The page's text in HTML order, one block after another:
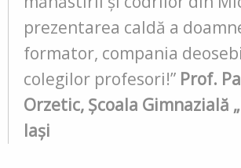
prezentarea caldă a
formator, compania
colegilor profesori!” Prof.
Orzetic, Școala Gimnazială
Iași